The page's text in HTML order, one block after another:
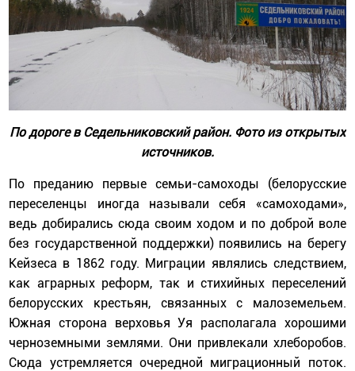
По дороге в Седельниковский район. Фото из открытых
источников.
По преданию первые семьи-самоходы (белорусские
переселенцы иногда называли себя «самоходами»,
ведь добирались сюда своим ходом и по доброй воле
без государственной поддержки) появились на берегу
Кейзеса в 1862 году. Миграции являлись следствием,
как аграрных реформ, так и стихийных переселений
белорусских крестьян, связанных с малоземельем.
Южная сторона верховья Уя располагала хорошими
черноземными землями. Они привлекали хлеборобов.
Сюда устремляется очередной миграционный поток.